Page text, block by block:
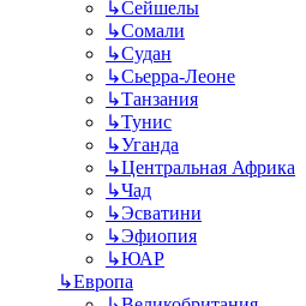
↳Сейшелы
↳Сомали
↳Судан
↳Сьерра-Леоне
↳Танзания
↳Тунис
↳Уганда
↳Центральная Африка
↳Чад
↳Эсватини
↳Эфиопия
↳ЮАР
↳Европа